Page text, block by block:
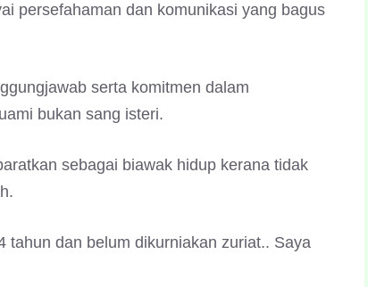
persefahaman dan komunikasi yang bagus
serta komitmen dalam
bukan sang isteri.
sebagai biawak hidup kerana tidak
tahun dan belum dikurniakan zuriat.. Saya